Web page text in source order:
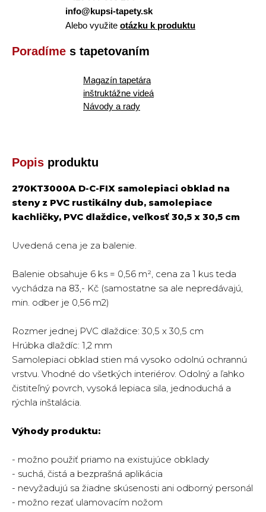
info@kupsi-tapety.sk
Alebo využite otázku k produktu
Poradíme s tapetovaním
Magazín tapetára
inštruktážne videá
Návody a rady
Popis produktu
270KT3000A D-C-FIX samolepiaci obklad na
steny z PVC rustikálny dub, samolepiace
kachličky, PVC dlaždice, veľkosť 30,5 x 30,5 cm
Uvedená cena je za balenie.
Balenie obsahuje 6 ks = 0,56 m², cena za 1 kus teda
vychádza na 83,- Kč (samostatne sa ale nepredávajú,
min. odber je 0,56 m2)
Rozmer jednej PVC dlaždice: 30,5 x 30,5 cm
Hrúbka dlaždíc: 1,2 mm
Samolepiaci obklad stien má vysoko odolnú ochrannú
vrstvu. Vhodné do všetkých interiérov. Odolný a ľahko
čistiteľný povrch, vysoká lepiaca sila, jednoduchá a
rýchla inštalácia.
Výhody produktu:
- možno použiť priamo na existujúce obklady
- suchá, čistá a bezprašná aplikácia
- nevyžadujú sa žiadne skúsenosti ani odborný personál
- možno rezať ulamovacím nožom